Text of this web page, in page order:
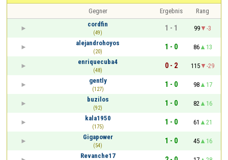
Gegner Ergebnis
Rang
cordfin
(49)
1 - 1 99
-3
alejandrohoyos
(20)
1 - 0 86
13
enriquecuba4
(48)
0 - 2 115
-29
gently
(127)
1 - 0 98
17
buzilos
(92)
1 - 0 82
16
kala1950
(175)
1 - 0 61
21
Gigapower
(54)
1 - 0 45
16
Revanche17